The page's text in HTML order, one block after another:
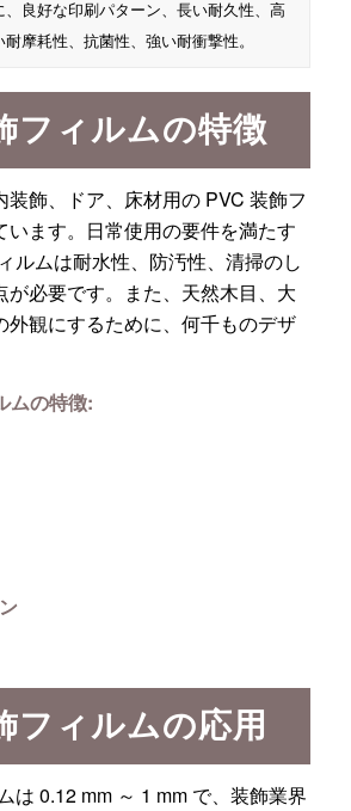
、良好な印刷パターン、長い耐久性、高
耐摩耗性、抗菌性、強い耐衝撃性。
フィルムの特徴
装飾、ドア、床材用の PVC 装飾フ
います。日常使用の要件を満たす
ルムは耐水性、防汚性、清掃のし
が必要です。また、天然木目、大
外観にするために、何千ものデザ
ムの特徴:
フィルムの応用
は 0.12 mm ～ 1 mm で、装飾業界